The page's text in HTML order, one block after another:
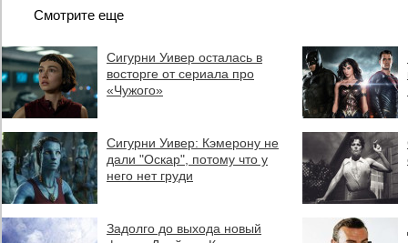
Смотрите еще
Сигурни Уивер осталась в
восторге от сериала про
«Чужого»
Сигурни Уивер: Кэмерону не
дали "Оскар", потому что у
него нет груди
Задолго до выхода новый